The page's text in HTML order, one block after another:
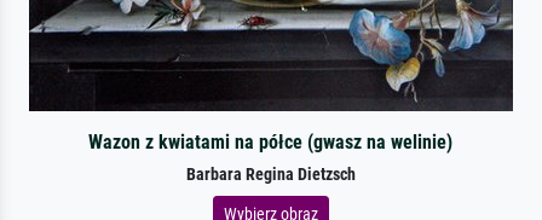
Wazon z kwiatami na półce (gwasz na welinie)
Barbara Regina Dietzsch
Wybierz obraz